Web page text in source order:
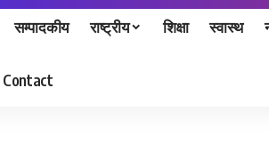
सम्पादकीय राष्ट्रीय शिक्षा स्वास्थ
Contact